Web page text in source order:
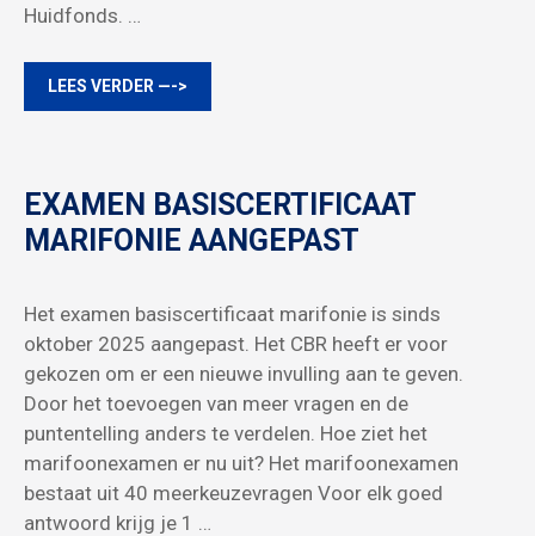
Huidfonds. …
LEES VERDER —->
EXAMEN BASISCERTIFICAAT
MARIFONIE AANGEPAST
Het examen basiscertificaat marifonie is sinds
oktober 2025 aangepast. Het CBR heeft er voor
gekozen om er een nieuwe invulling aan te geven.
Door het toevoegen van meer vragen en de
puntentelling anders te verdelen. Hoe ziet het
marifoonexamen er nu uit? Het marifoonexamen
bestaat uit 40 meerkeuzevragen Voor elk goed
antwoord krijg je 1 …